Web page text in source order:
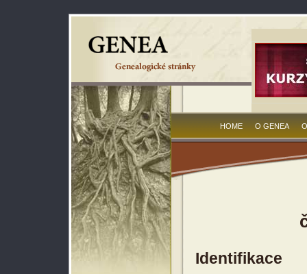
HOME O GENEA
Identifikace